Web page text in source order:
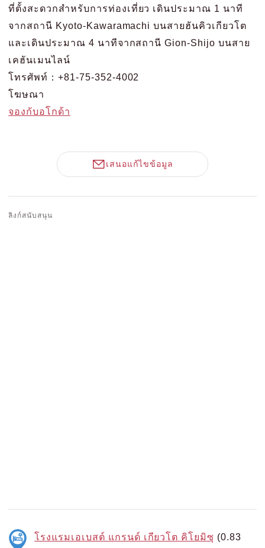
ที่ตั้งสะดวกสำหรับการท่องเที่ยว เดินประมาณ 1 นาที
จากสถานี Kyoto-Kawaramachi บนสายฮันคิวเกียวโต
และเดินประมาณ 4 นาทีจากสถานี Gion-Shijo บนสาย
เคฮันเมนไลน์
โทรศัพท์：+81-75-352-4002
โฆษณา
จองกับอโกด้า
เสนอแก้ไขข้อมูล
ลิงก์สนับสนุน
โรงแรมเอเบสต์ แกรนด์ เกียวโต คิโยมิซุ (0.83